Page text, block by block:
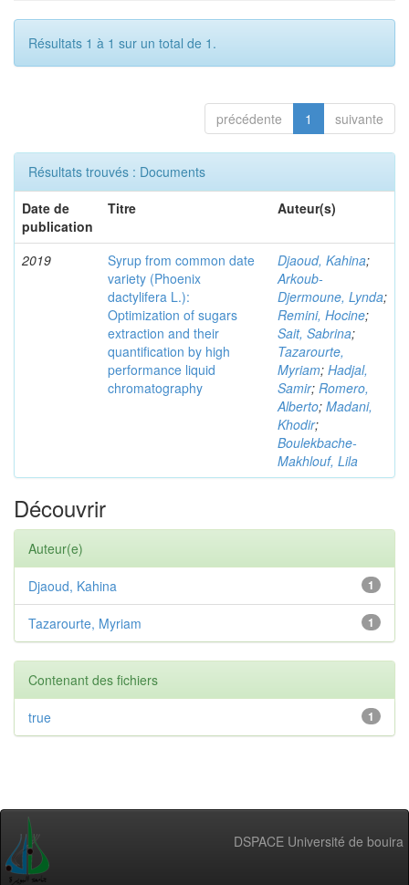
Résultats 1 à 1 sur un total de 1.
précédente 1 suivante
Résultats trouvés : Documents
Date de
publication
Titre Auteur(s)
2019
Syrup from common date
variety (Phoenix
dactylifera L.):
Optimization of sugars
extraction and their
quantification by high
performance liquid
chromatography
Djaoud, Kahina;
Arkoub-
Djermoune, Lynda;
Remini, Hocine;
Sait, Sabrina;
Tazarourte,
Myriam; Hadjal,
Samir; Romero,
Alberto; Madani,
Khodir;
Boulekbache-
Makhlouf, Lila
Découvrir
Auteur(e)
1
Djaoud, Kahina
1
Tazarourte, Myriam
Contenant des fichiers
1
true
DSPACE Université de bouira